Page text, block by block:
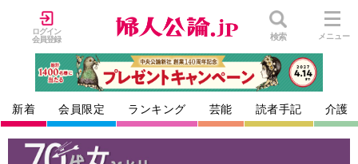
ログイン
会員登録
検索 メニュー
新着 会員限定 ランキング 芸能 読者手記 介護